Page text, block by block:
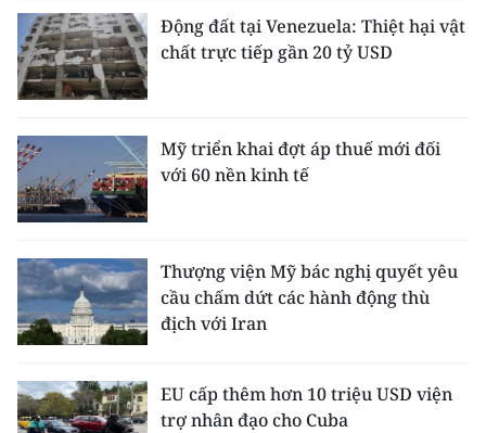
Động đất tại Venezuela: Thiệt hại vật
chất trực tiếp gần 20 tỷ USD
Mỹ triển khai đợt áp thuế mới đối
với 60 nền kinh tế
Thượng viện Mỹ bác nghị quyết yêu
cầu chấm dứt các hành động thù
địch với Iran
EU cấp thêm hơn 10 triệu USD viện
trợ nhân đạo cho Cuba